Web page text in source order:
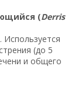
(Derris
Используется
(до 5
и общего